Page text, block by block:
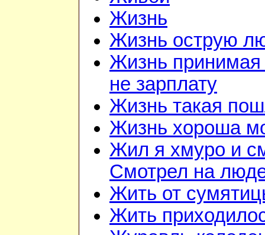
Жизнь
Жизнь острую
Жизнь
не зарплату
Жизнь такая
Жизнь хороша
Жил я хмуро и
Смотрел на
Жить от
Жить